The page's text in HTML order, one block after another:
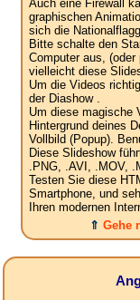
Auch eine Firewall
graphischen
sich die
Bitte schalte den
Computer aus,
vielleicht diese
Um die Videos
der Diashow .
Um diese magische
Hintergrund deines
Vollbild (Popup).
Diese Slideshow
.PNG, .AVI, .MOV,
Testen Sie diese
Smartphone, und
Ihren modernen
⇑ Gehe